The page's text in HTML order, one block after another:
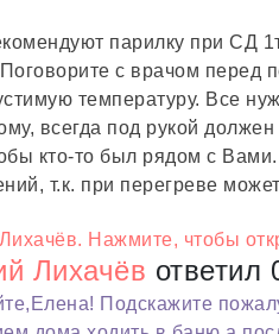
парилку при СД
Поговорите с врачом
температуру. Все
всегда под рукой
кто-то был рядом с
т.к. при перегреве
Лихачёв ответил
Подскажите